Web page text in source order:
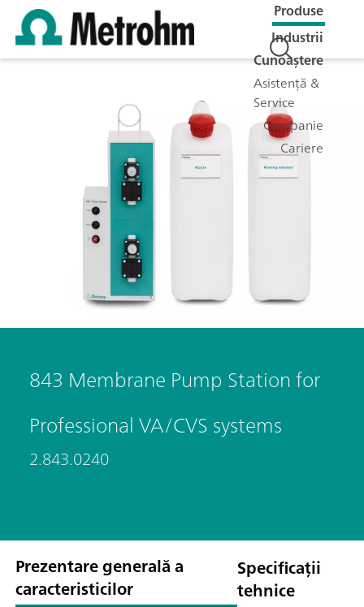
Produse
Industrii
Cunoaștere
Asistență &
Service
Companie
Cariere
843 Membrane Pump Station for
Professional VA/CVS systems
2.843.0240
Prezentare generală a
caracteristicilor
Specificații
tehnice